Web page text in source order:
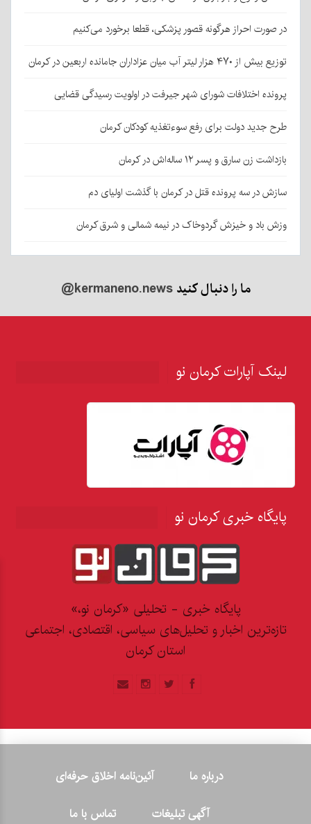
در صورت احراز هرگونه قصور پزشکی، قطعا برخورد می‌کنیم
توزیع بیش از ۴۷۰ هزار لیتر آب میان عزاداران جامانده اربعین در کرمان
پرونده اختلافات شورای شهر جیرفت در اولویت رسیدگی قضایی
طرح جدید دولت برای رفع سوءتغذیه کودکان کرمان
بازداشت زن سارق و پسر ۱۲ ساله‌اش در کرمان
سازش در سه پرونده قتل در کرمان با گذشت اولیای دم
وزش باد و خیزش گردوخاک در نیمه شمالی و شرق کرمان
ما را دنبال کنید@kermaneno.news
لینک آپارات کرمان نو
پایگاه خبری کرمان نو
پایگاه خبری - تحلیلی «کرمان نو،»
تازه‌ترین اخبار و تحلیل‌های سیاسی، اقتصادی، اجتماعی
استان کرمان
درباره ما
آئین‌نامه اخلاق حرفه‌ای
آگهی تبلیغات
تماس با ما